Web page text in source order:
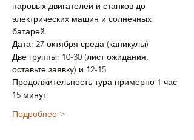
паровых двигателей и станков до
электрических машин и солнечных
батарей.
Дата: 27 октября среда (каникулы)
Две группы: 10-30 (лист ожидания,
оставьте заявку) и 12-15
Продолжительность тура примерно 1 час
15 минут
Подробнее >